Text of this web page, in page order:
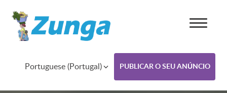
Portuguese (Portugal) PUBLICAR O SEU ANÚNCIO